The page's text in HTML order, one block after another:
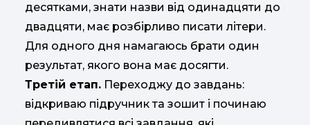
десятками, знати назви від одинадцяти до
двадцяти, має розбірливо писати літери.
Для одного дня намагаюсь брати один
результат, якого вона має досягти.
Третій етап. Переходжу до завдань:
відкриваю підручник та зошит і починаю